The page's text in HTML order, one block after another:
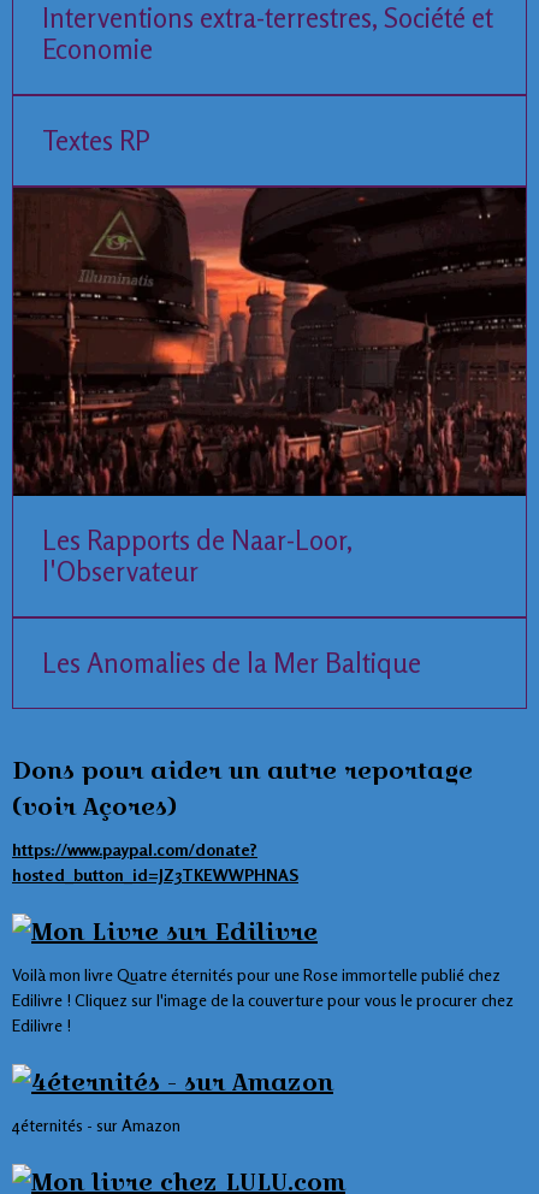
Interventions extra-terrestres, Société et
Economie
Textes RP
Les Rapports de Naar-Loor,
l'Observateur
Les Anomalies de la Mer Baltique
Dons pour aider un autre reportage
(voir Açores)
https://www.paypal.com/donate?
hosted_button_id=JZ3TKEWWPHNAS
Voilà mon livre Quatre éternités pour une Rose immortelle publié chez
Edilivre ! Cliquez sur l'image de la couverture pour vous le procurer chez
Edilivre !
4éternités - sur Amazon